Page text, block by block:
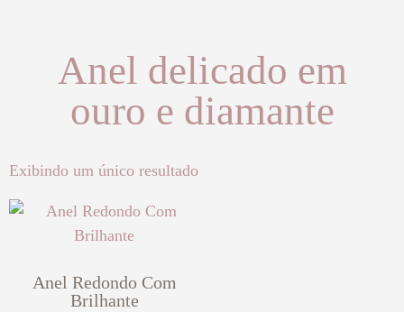
Anel delicado em
ouro e diamante
Exibindo um único resultado
Anel Redondo Com
Brilhante